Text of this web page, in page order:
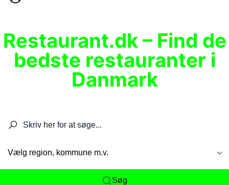
Restaurant.dk – Find de
bedste restauranter i
Danmark
Vælg region, kommune m.v.
Søg